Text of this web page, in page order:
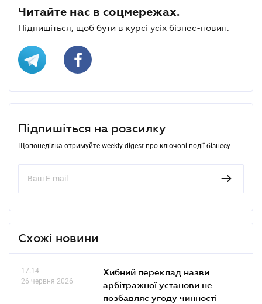
Читайте нас в соцмережах.
Підпишіться, щоб бути в курсі усіх бізнес-новин.
Підпишіться на розсилку
Щопонеділка отримуйте weekly-digest про ключові події бізнесу
Схожі новини
17.14
26 червня 2026
Хибний переклад назви
арбітражної установи не
позбавляє угоду чинності